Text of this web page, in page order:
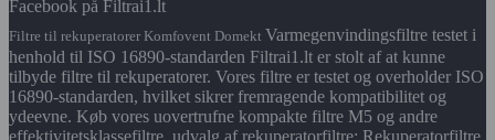
Facebook på Filtrai1.lt
Filtre til rekuperatorer Komfovent Domekt Varmegenvindingsfiltre testet i
henhold til ISO 16890-standarden Filtrai1.lt er stolt af at kunne
tilbyde filtre til rekuperatorer. Vores filtre er testet og overholder ISO
16890-standarden, hvilket sikrer fremragende kompatibilitet og
ydeevne. Køb vores uovertrufne kompakte filtre M5 og andre
effektivitetsklassefiltre. udvalg af rekuperatorfiltre: Rekuperatorfiltre